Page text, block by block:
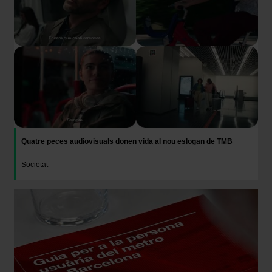
Quatre peces audiovisuals donen vida al nou eslogan de TMB
Societat